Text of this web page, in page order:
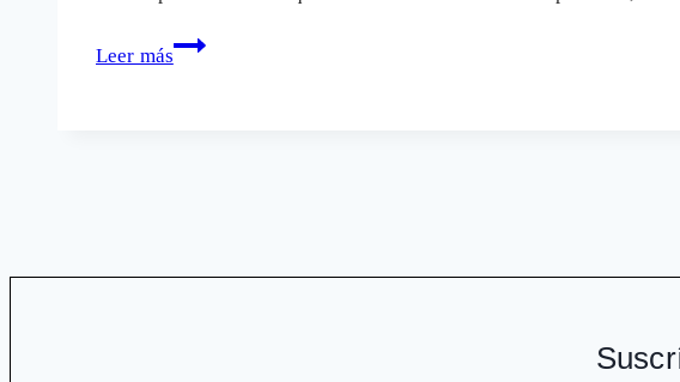
secretos
Leer más
Los